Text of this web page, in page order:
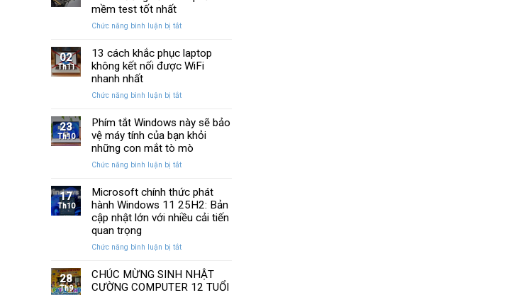
Dẫn
Tiết
Chuột
Trên
Windows
Dẫn
Tiết
mềm test tốt nhất
Chức năng bình luận bị tắtở
tra
sức
cứng
Hướng
dẫn
10+
mềm
tốt
nhất
02
Th11
13 cách khắc phục laptop
không kết nối được WiFi
nhanh nhất
Chức năng bình luận bị tắtở
cách
khắc
phục
không
nối
được
WiFi
23
Th10
Phím tắt Windows này sẽ bảo
vệ máy tính của bạn khỏi
những con mắt tò mò
Chức năng bình luận bị tắtở
tắt
Windows
này
sẽ
vệ
tính
của
17
Th10
Microsoft chính thức phát
hành Windows 11 25H2: Bản
cập nhật lớn với nhiều cải tiến
quan trọng
Chức năng bình luận bị tắtở
chính
thức
28
Th9
CHÚC MỪNG SINH NHẬT
CƯỜNG COMPUTER 12 TUỔI